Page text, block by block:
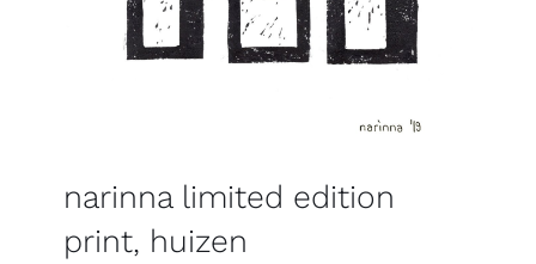
narinna limited edition
print, huizen